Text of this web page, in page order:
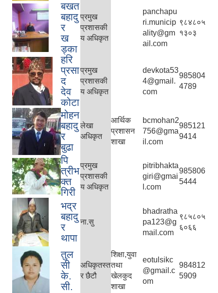
बखत
बहादु
र
ख
ड्का
प्रमुख
प्रशासकी
य अधिकृत
panchapu
ri.municip
ality@gm
ail.com
९८४८०५
१३०३
हरि
प्रसा
द
देव
कोटा
प्रमुख
प्रशासकी
य अधिकृत
devkota53
4@gmail.
com
985804
4789
मोहन
बहादु
र
बुढा
लेखा
अधिकृत
आर्थिक
प्रशासन
शाखा
bcmohan2
756@gma
il.com
985121
9414
पि
त्रीभ
क्त
गिरी
प्रमुख
प्रशासकी
य अधिकृत
pitribhakta
giri@gmai
l.com
985806
5444
भद्र
बहादु
र
थापा
ना.सु
bhadratha
pa123@g
mail.com
९८५८०५
६०६६
तुल
सी
के.
सी.
अधिकृतस्त
र छैटौ
शिक्षा,युवा
तथा
खेलकुद
शाखा
eotulsikc
@gmail.c
om
984812
5909